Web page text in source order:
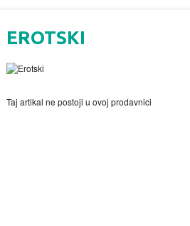
EROTSKI
Taj artikal ne postoji u ovoj prodavnici